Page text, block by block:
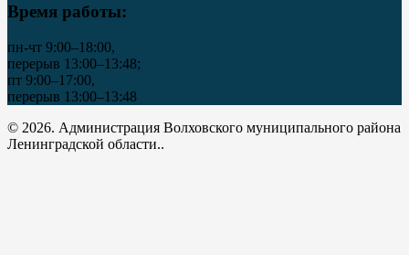
Время работы:
пн-чт 9:00–18:00,
перерыв 13:00–13:48;
пт 9:00–17:00,
перерыв 13:00–13:48
© 2026. Администрация Волховского муниципального района
Ленинградской области..